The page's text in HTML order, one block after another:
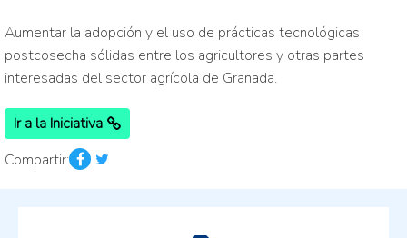
Aumentar la adopción y el uso de prácticas tecnológicas
postcosecha sólidas entre los agricultores y otras partes
interesadas del sector agrícola de Granada.
Ir a la Iniciativa
Compartir: